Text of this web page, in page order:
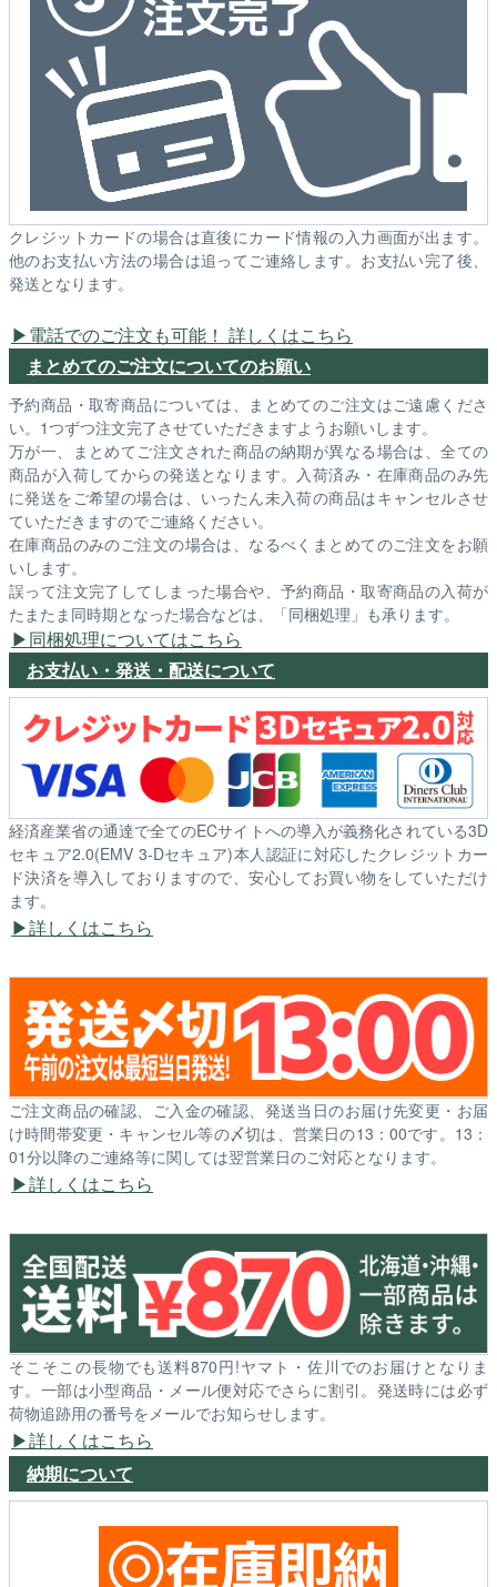
クレジットカードの場合は直後にカード情報の入力画面が出ます。
他のお支払い方法の場合は追ってご連絡します。お支払い完了後、
発送となります。
電話でのご注文も可能！ 詳しくはこちら
まとめてのご注文についてのお願い
予約商品・取寄商品については、まとめてのご注文はご遠慮くださ
い。1つずつ注文完了させていただきますようお願いします。
万が一、まとめてご注文された商品の納期が異なる場合は、全ての
商品が入荷してからの発送となります。入荷済み・在庫商品のみ先
に発送をご希望の場合は、いったん未入荷の商品はキャンセルさせ
ていただきますのでご連絡ください。
在庫商品のみのご注文の場合は、なるべくまとめてのご注文をお願
いします。
誤って注文完了してしまった場合や、予約商品・取寄商品の入荷が
たまたま同時期となった場合などは、「同梱処理」も承ります。
同梱処理についてはこちら
お支払い・発送・配送について
経済産業省の通達で全てのECサイトへの導入が義務化されている3D
セキュア2.0(EMV 3-Dセキュア)本人認証に対応したクレジットカー
ド決済を導入しておりますので、安心してお買い物をしていただけ
ます。
詳しくはこちら
ご注文商品の確認、ご入金の確認、発送当日のお届け先変更・お届
け時間帯変更・キャンセル等の〆切は、営業日の13：00です。13：
01分以降のご連絡等に関しては翌営業日のご対応となります。
詳しくはこちら
そこそこの長物でも送料870円!ヤマト・佐川でのお届けとなりま
す。一部は小型商品・メール便対応でさらに割引。発送時には必ず
荷物追跡用の番号をメールでお知らせします。
詳しくはこちら
納期について